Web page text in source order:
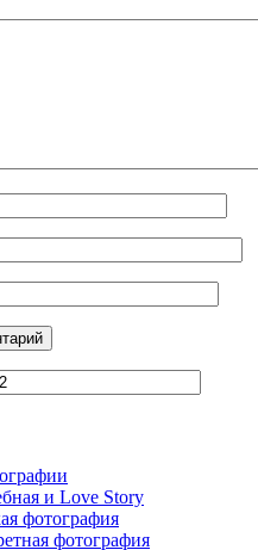
и Love Story
фотография
фотография